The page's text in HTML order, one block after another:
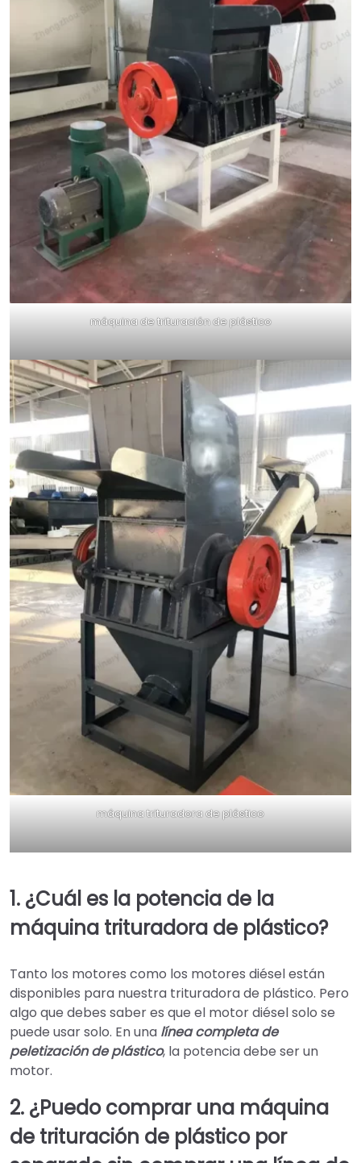
máquina de trituración de plástico
máquina trituradora de plástico
1. ¿Cuál es la potencia de la
máquina trituradora de plástico?
Tanto los motores como los motores diésel están
disponibles para nuestra trituradora de plástico. Pero
algo que debes saber es que el motor diésel solo se
puede usar solo. En una línea completa de
peletización de plástico, la potencia debe ser un
motor.
2. ¿Puedo comprar una máquina
de trituración de plástico por